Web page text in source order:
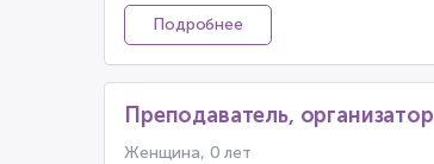
Подробнее
Преподаватель, организатор
Женщина, 0 лет